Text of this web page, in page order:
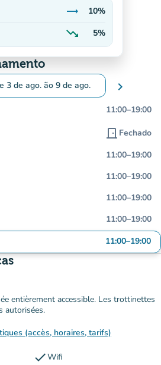
trending_flat
10%
trending_down
Decrescente
5%
3 de ago. ão 9 de ago.
calendário para alterar as datas
chevron_right
11:00–19:00
door_front Fechado
11:00–19:00
11:00–19:00
11:00–19:00
11:00–19:00
11:00–19:00
entièrement accessible. Les trottinettes
autorisées.
(accès, horaires, tarifs)
checkWifi